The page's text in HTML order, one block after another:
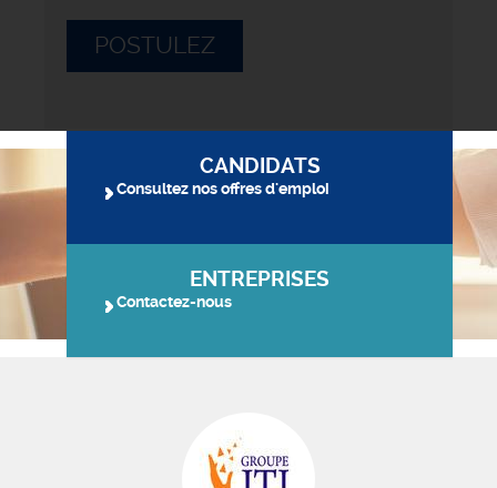
POSTULEZ
CANDIDATS
Consultez nos offres d'emploi
ENTREPRISES
Contactez-nous